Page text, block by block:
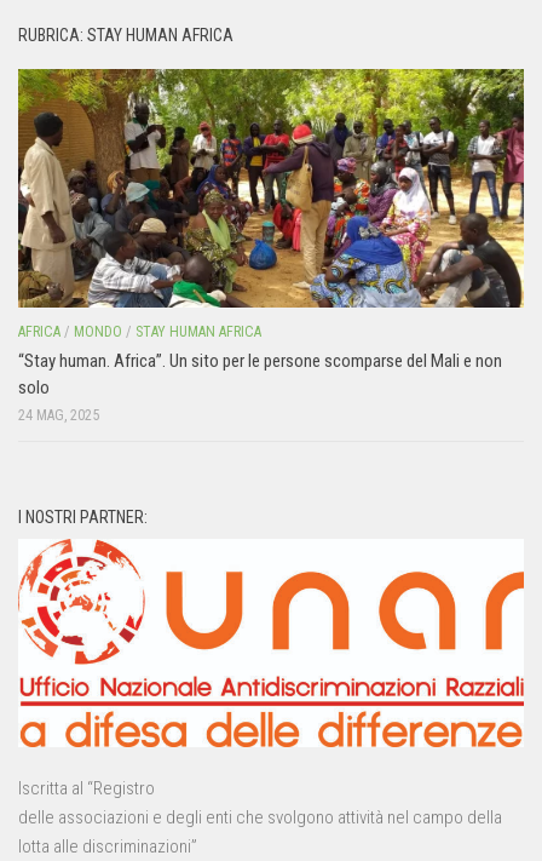
RUBRICA: STAY HUMAN AFRICA
AFRICA / MONDO / STAY HUMAN AFRICA
“Stay human. Africa”. Un sito per le persone scomparse del Mali e non
solo
24 MAG, 2025
I NOSTRI PARTNER:
Iscritta al “Registro
delle associazioni e degli enti che svolgono attività nel campo della
lotta alle discriminazioni”